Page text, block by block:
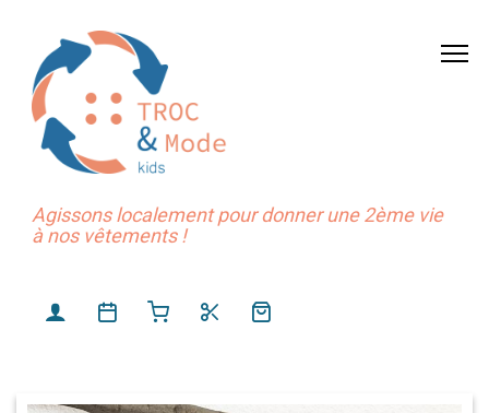
Agissons localement pour donner une 2ème vie
à nos vêtements !